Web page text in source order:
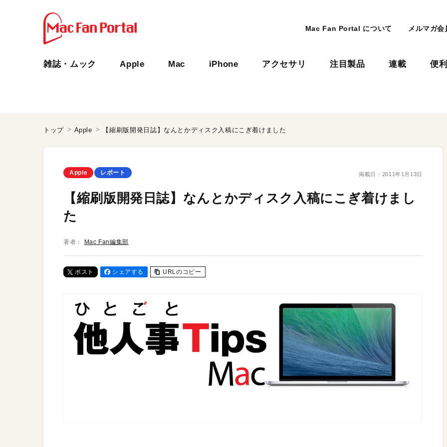
Mac Fan Portal について メルマガ会
雑誌・ムック Apple Mac iPhone アクセサリ 注目製品 連載 便
トップ Apple 【縮刷版開発日誌】なんとかディスク入稿にこぎ着けました
Apple レポート 掲載日： 2011年1月13日
【縮刷版開発日誌】なんとかディスク入稿にこぎ着けまし
た
著者： Mac Fan編集部
ポスト シェアする URLのコピー